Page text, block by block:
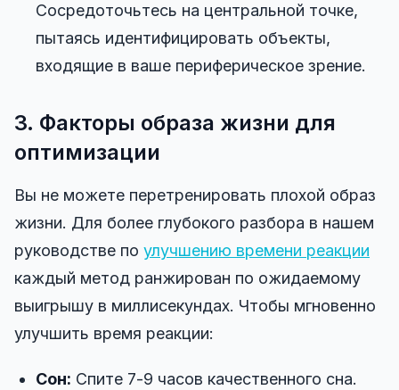
Сосредоточьтесь на центральной точке,
пытаясь идентифицировать объекты,
входящие в ваше периферическое зрение.
3. Факторы образа жизни для
оптимизации
Вы не можете перетренировать плохой образ
жизни. Для более глубокого разбора в нашем
руководстве по улучшению времени реакции
каждый метод ранжирован по ожидаемому
выигрышу в миллисекундах. Чтобы мгновенно
улучшить время реакции:
Сон: Спите 7-9 часов качественного сна.